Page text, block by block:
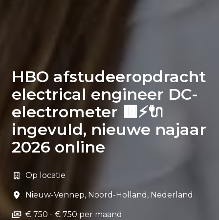
HBO afstudeeropdracht
electrical engineer DC-
electrometer 🟥⚡🔌
ingevuld, nieuwe najaar
2026 online
Op locatie
Nieuw-Vennep, Noord-Holland , Nederland
€ 750 - € 750 per maand